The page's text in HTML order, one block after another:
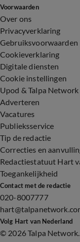
Voorwaarden
Over ons
Privacyverklaring
Gebruiksvoorwaarden
Cookieverklaring
Digitale diensten
Cookie instellingen
Upod & Talpa Network
Adverteren
Vacatures
Publieksservice
Tip de redactie
Correcties en
Redactiestatuut Hart
Toegankelijkheid
Contact met de redactie
020-8007777
Volg Hart van Nederland
© 2026 Talpa